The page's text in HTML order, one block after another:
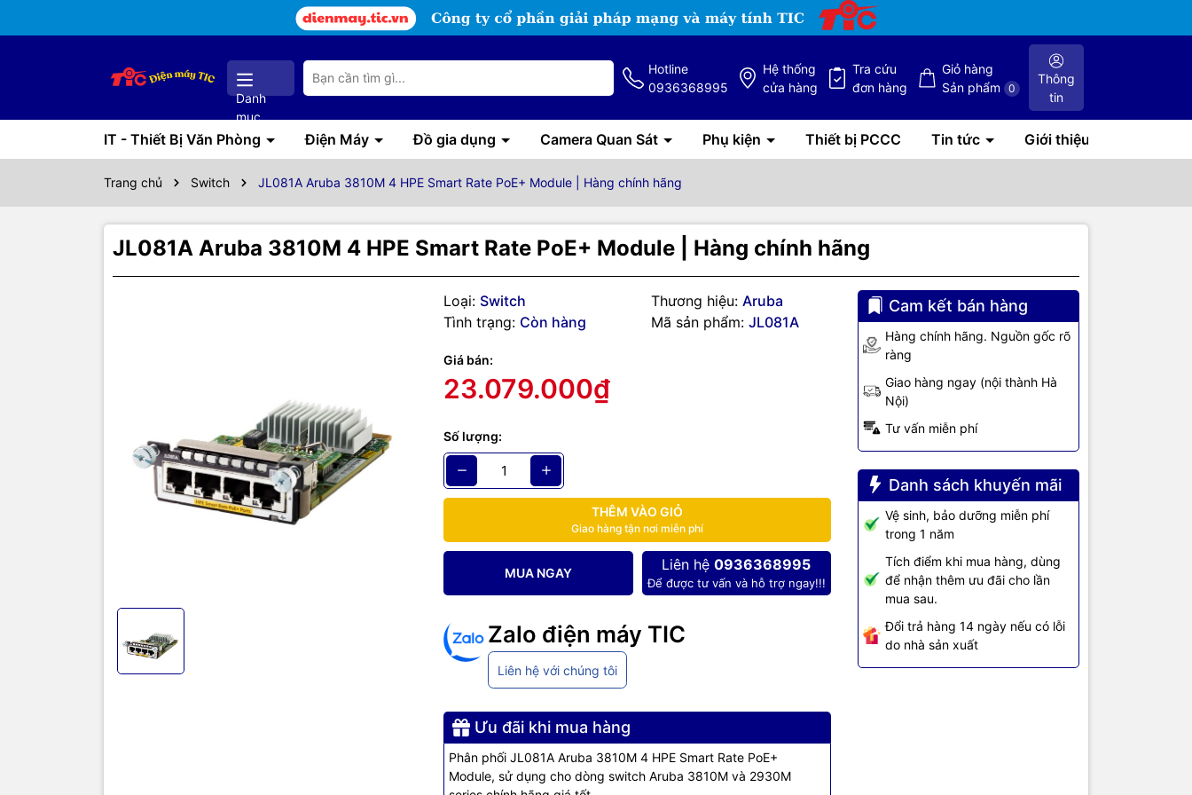
Danh
mục
Hotline
0936368995
Hệ thống
cửa hàng
Tra cứu
đơn hàng
Giỏ hàng
Sản phẩm
0
Thông
tin
IT - Thiết Bị Văn Phòng Điện Máy Đồ gia dụng Camera Quan Sát Phụ kiện Thiết bị PCCC Tin tức Giới thiệu
Trang chủ Switch JL081A Aruba 3810M 4 HPE Smart Rate PoE+ Module | Hàng chính hãng
JL081A Aruba 3810M 4 HPE Smart Rate PoE+ Module | Hàng chính hãng
Loại: Switch Thương hiệu: Aruba
Tình trạng: Còn hàng Mã sản phẩm: JL081A
Giá bán:
23.079.000₫
Số lượng:
THÊM VÀO GIỎ
Giao hàng tận nơi miễn phí
MUA NGAY Liên hệ0936368995
Để được tư vấn và hỗ trợ ngay!!!
Zalo điện máy TIC
Liên hệ với chúng tôi
Ưu đãi khi mua hàng
Phân phối JL081A Aruba 3810M 4 HPE Smart Rate PoE+
Module, sử dụng cho dòng switch Aruba 3810M và 2930M
Cam kết bán hàng
Hàng chính hãng. Nguồn gốc rõ
ràng
Giao hàng ngay (nội thành Hà
Nội)
Tư vấn miễn phí
Danh sách khuyến mãi
Vệ sinh, bảo dưỡng miễn phí
trong 1 năm
Tích điểm khi mua hàng, dùng
để nhận thêm ưu đãi cho lần
mua sau.
Đổi trả hàng 14 ngày nếu có lỗi
do nhà sản xuất
Thông số kỹ thuật
JL081A Aruba 3810M 4 HPE
Smart Rate PoE+ Module
HP Part Number : JL081A
Made In : Asia
Stock : Hàng có sẵn
Thông số kỹ thuật Module JL081A
Aruba 3810M/2930M 4 1/2.5/5/10 GbE HPE Smart Rate
Module
JL081A